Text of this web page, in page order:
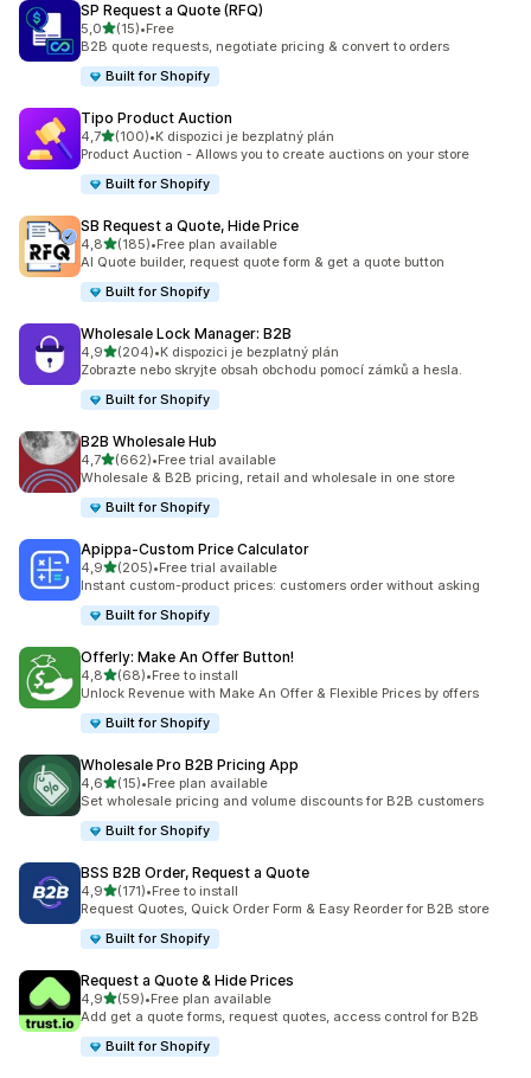
SP Request a Quote (RFQ)
5,0z 5 hvězd
(15)
Celkový počet recenzí: 15
•Free
B2B quote requests, negotiate pricing & convert to orders
Built for Shopify
Tipo Product Auction
4,7z 5 hvězd
(100)
Celkový počet recenzí: 100
•K dispozici je bezplatný plán
Product Auction - Allows you to create auctions on your store
Built for Shopify
SB Request a Quote, Hide Price
4,8z 5 hvězd
(185)
Celkový počet recenzí: 185
•Free plan available
AI Quote builder, request quote form & get a quote button
Built for Shopify
Wholesale Lock Manager: B2B
4,9z 5 hvězd
(204)
Celkový počet recenzí: 204
•K dispozici je bezplatný plán
Zobrazte nebo skryjte obsah obchodu pomocí zámků a hesla.
Built for Shopify
B2B Wholesale Hub
4,7z 5 hvězd
(662)
Celkový počet recenzí: 662
•Free trial available
Wholesale & B2B pricing, retail and wholesale in one store
Built for Shopify
Apippa‑Custom Price Calculator
4,9z 5 hvězd
(205)
Celkový počet recenzí: 205
•Free trial available
Instant custom-product prices: customers order without asking
Built for Shopify
Offerly: Make An Offer Button!
4,8z 5 hvězd
(68)
Celkový počet recenzí: 68
•Free to install
Unlock Revenue with Make An Offer & Flexible Prices by offers
Built for Shopify
Wholesale Pro B2B Pricing App
4,6z 5 hvězd
(15)
Celkový počet recenzí: 15
•Free plan available
Set wholesale pricing and volume discounts for B2B customers
Built for Shopify
BSS B2B Order, Request a Quote
4,9z 5 hvězd
(171)
Celkový počet recenzí: 171
•Free to install
Request Quotes, Quick Order Form & Easy Reorder for B2B store
Built for Shopify
Request a Quote & Hide Prices
4,9z 5 hvězd
(59)
Celkový počet recenzí: 59
•Free plan available
Add get a quote forms, request quotes, access control for B2B
Built for Shopify